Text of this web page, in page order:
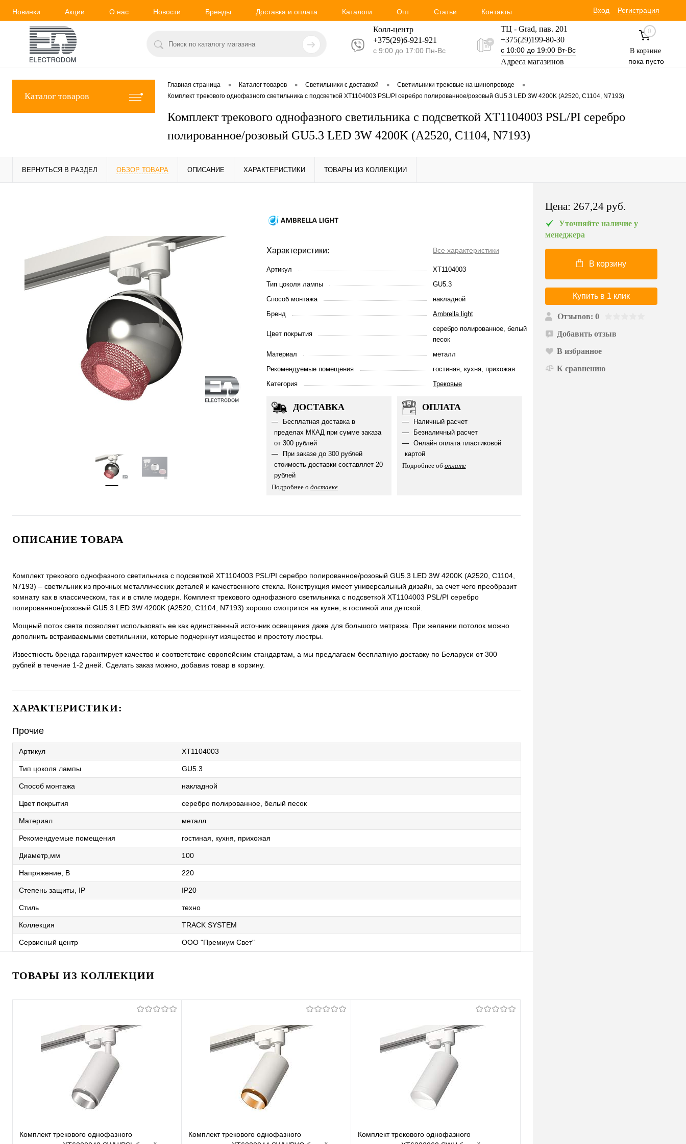
Новинки Акции О нас Новости Бренды Доставка и оплата Каталоги Опт Статьи Контакты Вход Регистрация
Колл-центр
+375(29)6-921-921
с 9:00 до 17:00 Пн-Вс
ТЦ - Grad, пав. 201
+375(29)199-80-30
с 10:00 до 19:00 Вт-Вс
Адреса магазинов
+375(29)354-30-60
с 9:00 до 17:00 Вт-Вс
0
В корзине
пока пусто
Каталог товаров
Главная страница • Каталог товаров • Светильники с доставкой • Светильники трековые на шинопроводе •
Комплект трекового однофазного светильника с подсветкой XT1104003 PSL/PI серебро полированное/розовый GU5.3 LED 3W 4200K (A2520, C1104, N7193)
Комплект трекового однофазного светильника с подсветкой XT1104003 PSL/PI серебро
полированное/розовый GU5.3 LED 3W 4200K (A2520, C1104, N7193)
ВЕРНУТЬСЯ В РАЗДЕЛ ОБЗОР ТОВАРА ОПИСАНИЕ ХАРАКТЕРИСТИКИ ТОВАРЫ ИЗ КОЛЛЕКЦИИ
Характеристики: Все характеристики
Артикул
XT1104003
Тип цоколя лампы
GU5.3
Способ монтажа
накладной
Бренд
Ambrella light
Цвет покрытия
серебро полированное, белый
песок
Материал
металл
Рекомендуемые помещения
гостиная, кухня, прихожая
Категория
Трековые
ДОСТАВКА
Бесплатная доставка в
пределах МКАД при сумме заказа
от 300 рублей
При заказе до 300 рублей
стоимость доставки составляет 20
рублей
Подробнее о доставке
ОПЛАТА
Наличный расчет
Безналичный расчет
Онлайн оплата пластиковой
картой
Подробнее об оплате
ОПИСАНИЕ ТОВАРА
Комплект трекового однофазного светильника с подсветкой XT1104003 PSL/PI серебро полированное/розовый GU5.3 LED 3W 4200K (A2520, C1104,
N7193) – светильник из прочных металлических деталей и качественного стекла. Конструкция имеет универсальный дизайн, за счет чего преобразит
комнату как в классическом, так и в стиле модерн. Комплект трекового однофазного светильника с подсветкой XT1104003 PSL/PI серебро
полированное/розовый GU5.3 LED 3W 4200K (A2520, C1104, N7193) хорошо смотрится на кухне, в гостиной или детской.
Мощный поток света позволяет использовать ее как единственный источник освещения даже для большого метража. При желании потолок можно
дополнить встраиваемыми светильники, которые подчеркнут изящество и простоту люстры.
Известность бренда гарантирует качество и соответствие европейским стандартам, а мы предлагаем бесплатную доставку по Беларуси от 300
рублей в течение 1-2 дней. Сделать заказ можно, добавив товар в корзину.
ХАРАКТЕРИСТИКИ:
Прочие
Артикул XT1104003
Тип цоколя лампы GU5.3
Способ монтажа накладной
Цвет покрытия серебро полированное, белый песок
Материал металл
Рекомендуемые помещения гостиная, кухня, прихожая
Диаметр,мм 100
Напряжение, В 220
Степень защиты, IP IP20
Стиль техно
Коллекция TRACK SYSTEM
Сервисный центр ООО "Премиум Свет"
ТОВАРЫ ИЗ КОЛЛЕКЦИИ
Комплект трекового однофазного
Комплект трекового однофазного
Комплект трекового однофазного
Цена: 267,24 pуб.
Уточняйте наличие у
менеджера
В корзину
Купить в 1 клик
Отзывов: 0
Добавить отзыв
В избранное
К сравнению